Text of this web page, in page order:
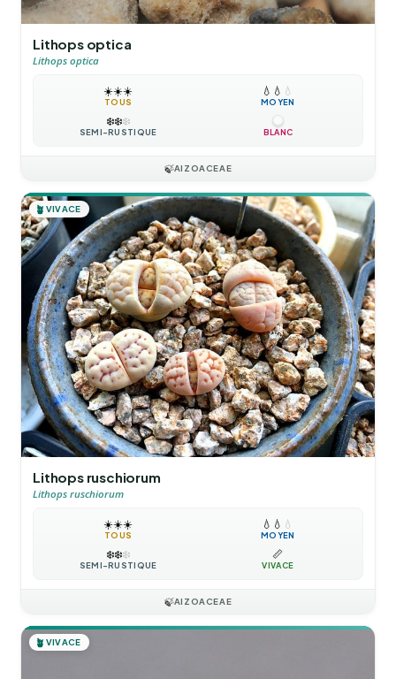
Lithops optica
Lithops optica
☀️☀️☀️
TOUS
💧 💧 💧
MOYEN
❄️❄️❄️
SEMI-RUSTIQUE BLANC
🍃AIZOACEAE
🪴 VIVACE
Lithops ruschiorum
Lithops ruschiorum
☀️☀️☀️
TOUS
💧 💧 💧
MOYEN
❄️❄️❄️
SEMI-RUSTIQUE
📏
VIVACE
🍃AIZOACEAE
🪴 VIVACE